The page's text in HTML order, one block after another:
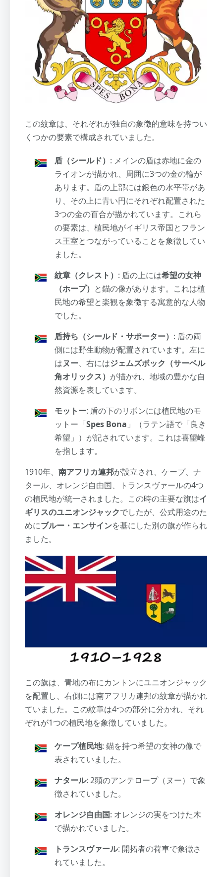
この紋章は、それぞれが独自の象徴的意味を持つい
くつかの要素で構成されていました。
盾（シールド） : メインの盾は赤地に金の
ライオンが描かれ、周囲に3つの金の輪が
あります。盾の上部には銀色の水平帯があ
り、その上に青い円にそれぞれ配置された
3つの金の百合が描かれています。これら
の要素は、植民地がイギリス帝国とフラン
ス王室とつながっていることを象徴してい
ました。
紋章（クレスト） : 盾の上には希望の女神
（ホープ） と錨の像があります。これは植
民地の希望と楽観を象徴する寓意的な人物
でした。
盾持ち（シールド・サポーター） : 盾の両
側には野生動物が配置されています。左に
はヌー、右にはジェムズボック（サーベル
角オリックス） が描かれ、地域の豊かな自
然資源を表しています。
モットー: 盾の下のリボンには植民地のモ
ットー「Spes Bona 」（ラテン語で「良き
希望」）が記されています。これは喜望峰
を指します。
1910年、 南アフリカ連邦が設立され、ケープ、ナ
タール、オレンジ自由国、トランスヴァールの4つ
の植民地が統一されました。この時の主要な旗はイ
ギリスのユニオンジャックでしたが、公式用途のた
めにブルー・エンサインを基にした別の旗が作られ
ました。
この旗は、青地の布にカントンにユニオンジャック
を配置し、右側には南アフリカ連邦の紋章が描かれ
ていました。この紋章は4つの部分に分かれ、それ
ぞれが1つの植民地を象徴していました。
ケープ植民地: 錨を持つ希望の女神の像で
表されていました。
ナタール: 2頭のアンテロープ（ヌー）で象
徴されていました。
オレンジ自由国: オレンジの実をつけた木
で描かれていました。
トランスヴァール: 開拓者の荷車で象徴さ
れていました。